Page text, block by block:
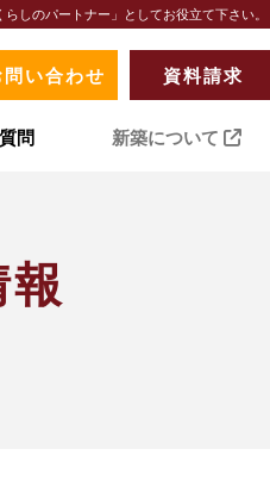
しのパートナー」としてお役立て下さい。
問い合わせ 資料請求
問 新築について